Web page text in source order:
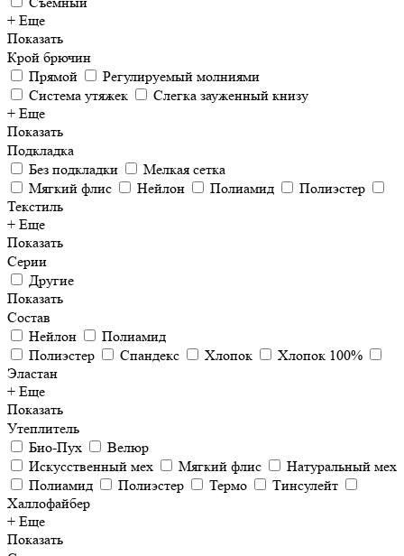
+ Еще
Показать
Крой брючин
Прямой
Регулируемый молниями
Система утяжек
Слегка зауженный книзу
+ Еще
Показать
Подкладка
Без подкладки
Мелкая сетка
Мягкий флис
Нейлон Полиамид
Полиэстер
Текстиль
+ Еще
Показать
Серии
Другие
Показать
Состав
Нейлон
Полиамид
Полиэстер
Спандекс Хлопок
Хлопок 100%
Эластан
+ Еще
Показать
Утеплитель
Био-Пух
Велюр
Искусственный мех
Мягкий флис
Натуральный мех
Полиамид
Полиэстер Термо
Тинсулейт
Халлофайбер
+ Еще
Показать